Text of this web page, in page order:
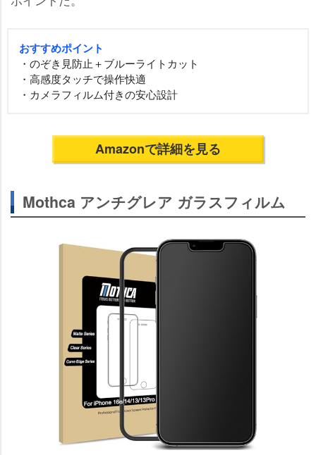
おすすめポイント
・のぞき見防止＋ブルーライトカット
・高感度タッチで操作快適
・カメラフィルム付きの安心設計
Amazonで詳細を見る
Mothca アンチグレア ガラスフィルム